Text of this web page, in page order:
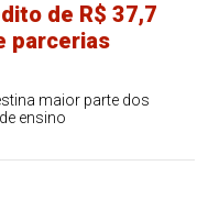
de R$ 37,7
parcerias
maior parte dos
ensino